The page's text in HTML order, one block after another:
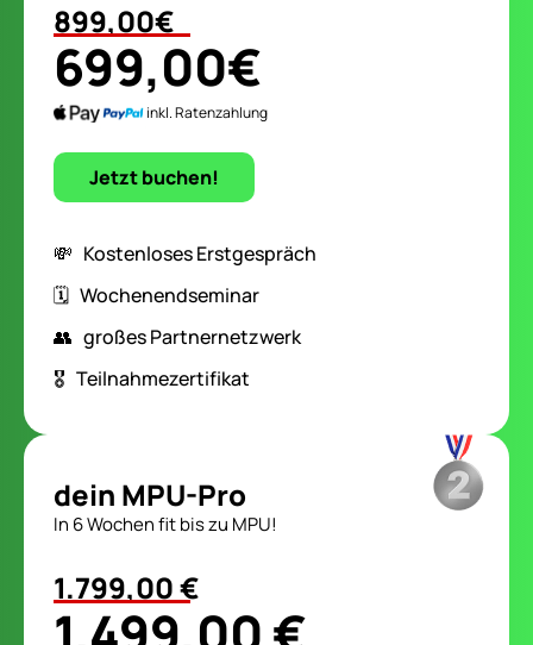
899,00€
699,00€
inkl. Ratenzahlung
Jetzt buchen!
💸 Kostenloses Erstgespräch
🗓️ Wochenendseminar
👥 großes Partnernetzwerk
🎖️ Teilnahmezertifikat
dein MPU-Pro
In 6 Wochen fit bis zu MPU!
1.799,00 €